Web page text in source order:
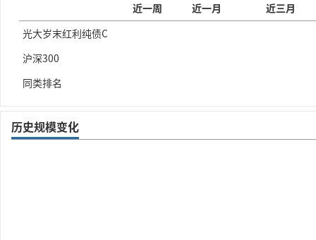
近一周 近一月
近三月
光大岁末红利纯债C
沪深300
同类排名
历史规模变化